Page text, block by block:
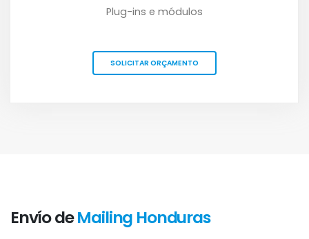
Plug-ins e módulos
SOLICITAR ORÇAMENTO
Envío deMailing Honduras